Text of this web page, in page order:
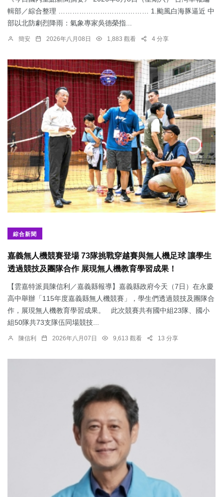
輯部／綜合整理 ………………………………… 1.颱風白海豚逼近 中
部以北防劇烈降雨：​氣象專家吳德榮指...
簡安 2026年八月08日 1,883 觀看 4 分享
綜合新聞
嘉義無人機競賽登場 73隊挑戰穿越賽與無人機足球 讓學生
透過競技及團隊合作 展現無人機教育學習成果！
【雲嘉特派員陳信利／嘉義縣報導】嘉義縣政府今天（7日）在永慶
高中舉辦「115年度嘉義縣無人機競賽」，學生們透過競技及團隊合
作，展現無人機教育學習成果。 此次競賽共有國中組23隊、國小
組50隊共73支隊伍同場競技...
陳信利 2026年八月07日 9,613 觀看 13 分享